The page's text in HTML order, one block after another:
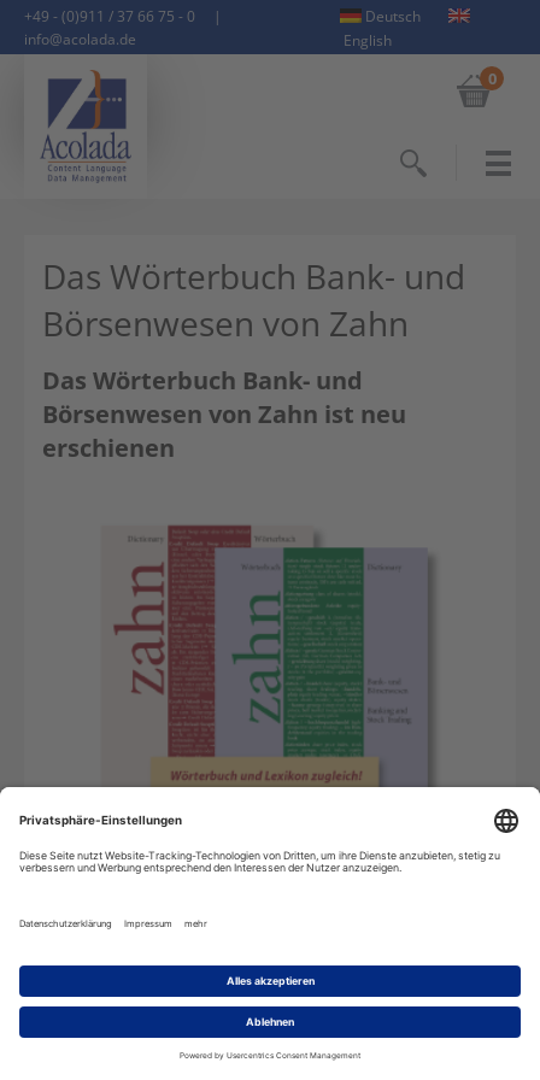
+49 - (0)911 / 37 66 75 - 0
|
info@acolada.de
Deutsch
English
0
Das Wörterbuch Bank- und
Börsenwesen von Zahn
Das Wörterbuch Bank- und
Börsenwesen von Zahn ist neu
erschienen
Im Rahmen der Überarbeitung der beiden Bände
erfolgte eine umfassende Erweiterung des